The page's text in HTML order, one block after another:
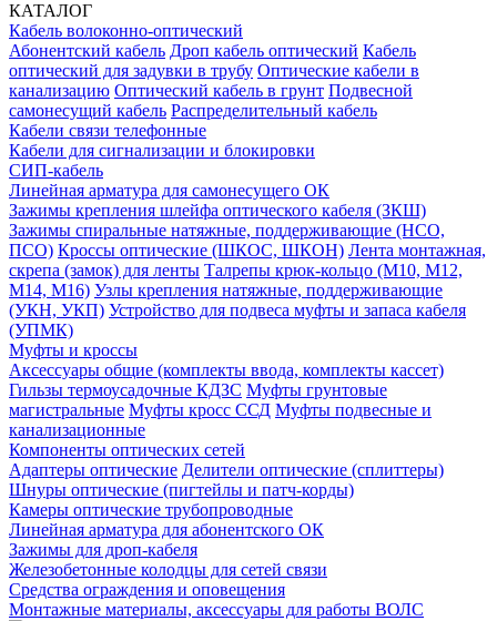
КАТАЛОГ
Кабель волоконно-оптический
Абонентский кабель Дроп кабель оптический Кабель
оптический для задувки в трубу Оптические кабели в
канализацию Оптический кабель в грунт Подвесной
самонесущий кабель Распределительный кабель
Кабели связи телефонные
Кабели для сигнализации и блокировки
СИП-кабель
Линейная арматура для самонесущего ОК
Зажимы крепления шлейфа оптического кабеля (ЗКШ)
Зажимы спиральные натяжные, поддерживающие (НСО,
ПСО) Кроссы оптические (ШКОС, ШКОН) Лента монтажная,
скрепа (замок) для ленты Талрепы крюк-кольцо (М10, М12,
М14, М16) Узлы крепления натяжные, поддерживающие
(УКН, УКП) Устройство для подвеса муфты и запаса кабеля
(УПМК)
Муфты и кроссы
Аксессуары общие (комплекты ввода, комплекты кассет)
Гильзы термоусадочные КДЗС Муфты грунтовые
магистральные Муфты кросс ССД Муфты подвесные и
канализационные
Компоненты оптических сетей
Адаптеры оптические Делители оптические (сплиттеры)
Шнуры оптические (пигтейлы и патч-корды)
Камеры оптические трубопроводные
Линейная арматура для абонентского ОК
Зажимы для дроп-кабеля
Железобетонные колодцы для сетей связи
Средства ограждения и оповещения
Монтажные материалы, аксессуары для работы ВОЛС